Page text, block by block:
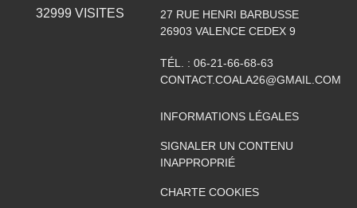
32999 VISITES
27 RUE HENRI BARBUSSE
26903 VALENCE CEDEX 9
TÉL. : 06-21-66-68-63
CONTACT.COALA26@GMAIL.COM
INFORMATIONS LÉGALES
SIGNALER UN CONTENU
INAPPROPRIÉ
CHARTE COOKIES